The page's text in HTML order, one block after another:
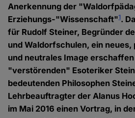
Anerkennung der
Erziehungs-"Wissenschaft"1.
für Rudolf Steiner, Begründer
und Waldorfschulen, ein neues,
und neutrales Image
"verstörenden" Esoteriker
bedeutenden Philosophen
Lehrbeauftragter der Alanus
im Mai 2016 einen Vortrag, in